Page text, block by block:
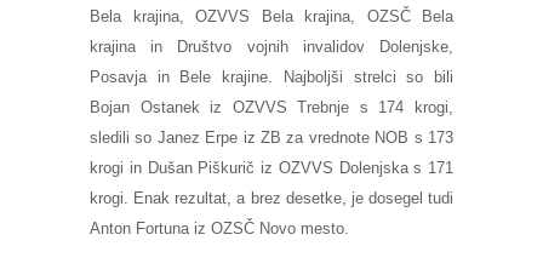
Bela krajina, OZVVS Bela krajina, OZSČ Bela
krajina in Društvo vojnih invalidov Dolenjske,
Posavja in Bele krajine. Najboljši strelci so bili
Bojan Ostanek iz OZVVS Trebnje s 174 krogi,
sledili so Janez Erpe iz ZB za vrednote NOB s 173
krogi in Dušan Piškurič iz OZVVS Dolenjska s 171
krogi. Enak rezultat, a brez desetke, je dosegel tudi
Anton Fortuna iz OZSČ Novo mesto.